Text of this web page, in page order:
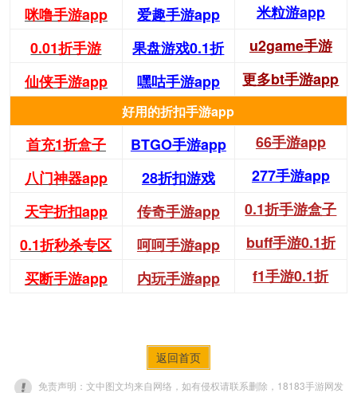
咪噜手游app
爱趣手游app
米粒游app
0.01折手游
果盘游戏0.1折
u2game手游
仙侠手游app
嘿咕手游app 更多bt手游app
好用的折扣手游app
首充1折盒子 BTGO手游app
66手游app
八门神器app
28折扣游戏
277手游app
天宇折扣app
传奇手游app
0.1折手游盒子
0.1折秒杀专区
呵呵手游app
buff手游0.1折
买断手游app
内玩手游app f1手游0.1折
返回首页
免责声明：文中图文均来自网络，如有侵权请联系删除，18183手游网发